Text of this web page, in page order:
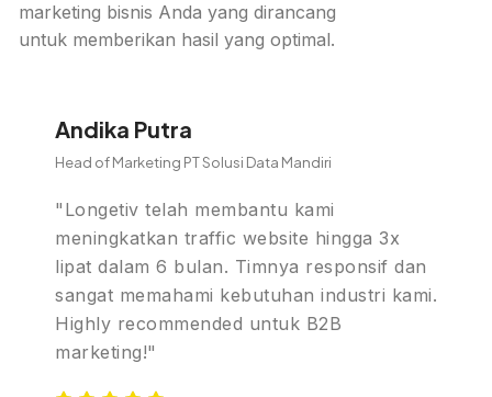
marketing bisnis Anda yang dirancang
untuk memberikan hasil yang optimal.
Andika Putra
Head of Marketing PT Solusi Data Mandiri
"Longetiv telah membantu kami
meningkatkan traffic website hingga 3x
lipat dalam 6 bulan. Timnya responsif dan
sangat memahami kebutuhan industri kami.
Highly recommended untuk B2B
marketing!"